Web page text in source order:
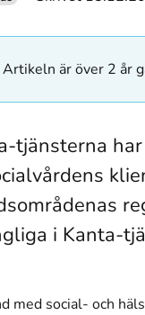
Artikeln är över 2 år
tjänsterna
i Kanta-
med social- och